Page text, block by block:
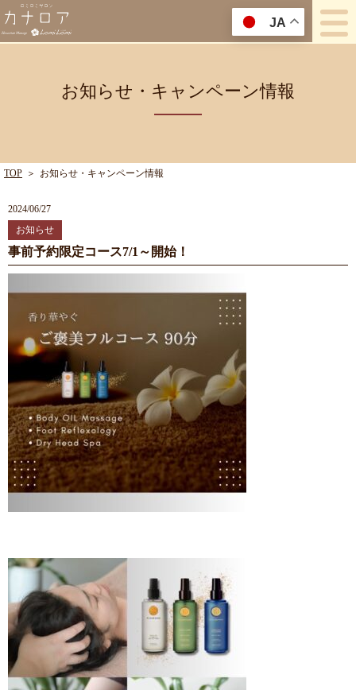
お知らせ・キャンペーン情報
TOP ＞ お知らせ・キャンペーン情報
2024/06/27
お知らせ
事前予約限定コース7/1～開始！
JA